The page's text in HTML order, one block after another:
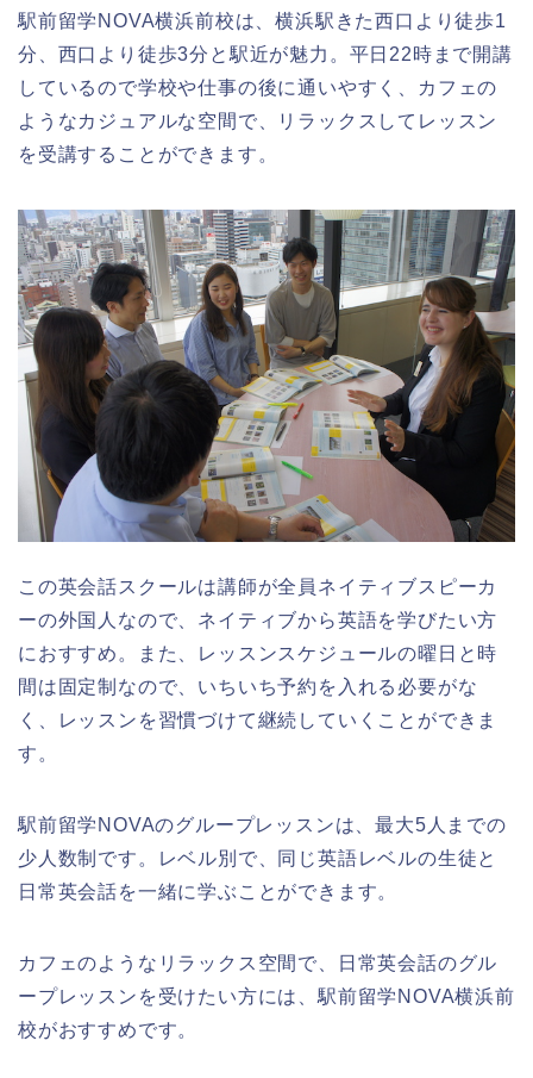
駅前留学NOVA横浜前校は、横浜駅きた西口より徒歩1
分、西口より徒歩3分と駅近が魅力。平日22時まで開講
しているので学校や仕事の後に通いやすく、カフェの
ようなカジュアルな空間で、リラックスしてレッスン
を受講することができます。
この英会話スクールは講師が全員ネイティブスピーカ
ーの外国人なので、ネイティブから英語を学びたい方
におすすめ。また、レッスンスケジュールの曜日と時
間は固定制なので、いちいち予約を入れる必要がな
く、レッスンを習慣づけて継続していくことができま
す。
駅前留学NOVAのグループレッスンは、最大5人までの
少人数制です。レベル別で、同じ英語レベルの生徒と
日常英会話を一緒に学ぶことができます。
カフェのようなリラックス空間で、日常英会話のグル
ープレッスンを受けたい方には、駅前留学NOVA横浜前
校がおすすめです。